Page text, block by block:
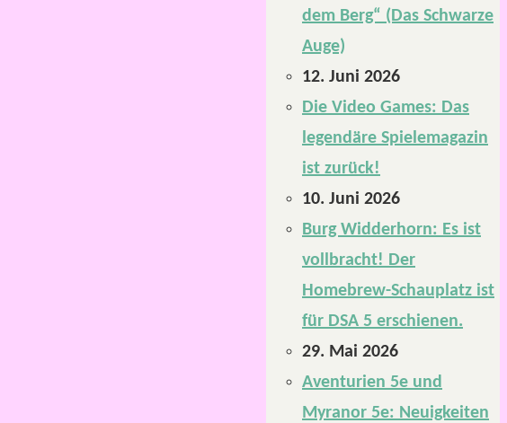
dem Berg“ (Das Schwarze
Auge)
12. Juni 2026
Die Video Games: Das
legendäre Spielemagazin
ist zurück!
10. Juni 2026
Burg Widderhorn: Es ist
vollbracht! Der
Homebrew-Schauplatz ist
für DSA 5 erschienen.
29. Mai 2026
Aventurien 5e und
Myranor 5e: Neuigkeiten